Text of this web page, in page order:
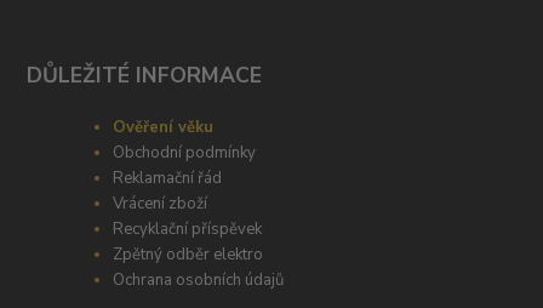
DŮLEŽITÉ INFORMACE
Ověření věku
Obchodní podmínky
Reklamační řád
Vrácení zboží
Recyklační příspěvek
Zpětný odběr elektro
Ochrana osobních údajů